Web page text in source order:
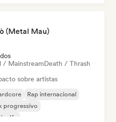
(Metal Mau)
/ MainstreamDeath / Thrash
sobre artistas
Rap internacional
progressivo